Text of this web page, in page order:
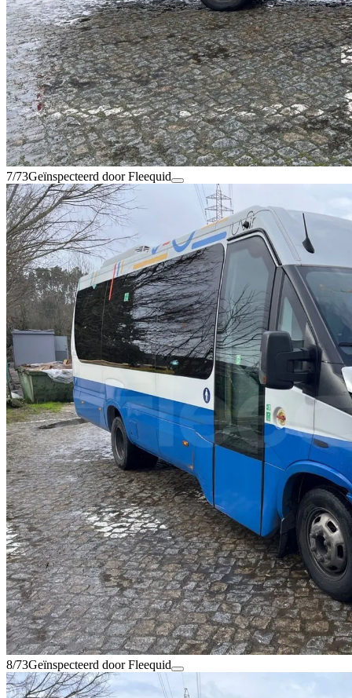
7/73Geïnspecteerd door Fleequid
8/73Geïnspecteerd door Fleequid